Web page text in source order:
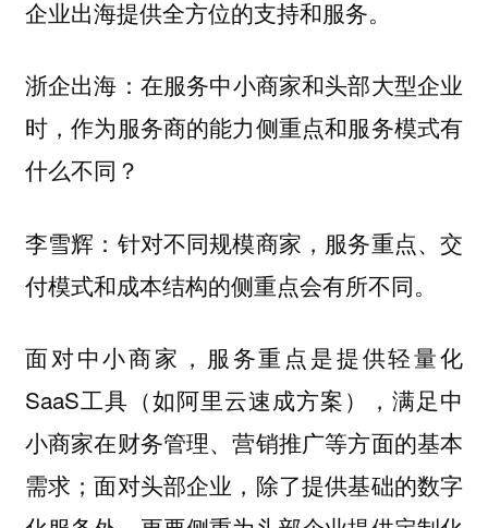
企业出海提供全方位的支持和服务。
浙企出海： 在服务中小商家和头部大型企业
时，作为服务商的能力侧重点和服务模式有
什么不同？
李雪辉：针对不同规模商家，服务重点、交
付模式和成本结构的侧重点会有所不同。
面对中小商家，服务重点是提供轻量化
SaaS工具（如阿里云速成方案），满足中
小商家在财务管理、营销推广等方面的基本
需求；面对头部企业，除了提供基础的数字